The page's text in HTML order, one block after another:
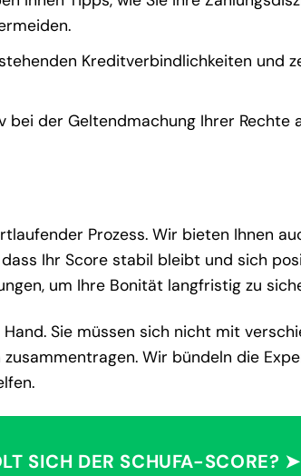
Kreditverbindlichkeiten und
der Geltendmachung Ihrer Rechte
Prozess. Wir bieten Ihnen
Ihr Score stabil bleibt und sich
um Ihre Bonität langfristig zu
Sie müssen sich nicht mit
Wir bündeln die
SICH DER SCHUFA-SCORE? ➤